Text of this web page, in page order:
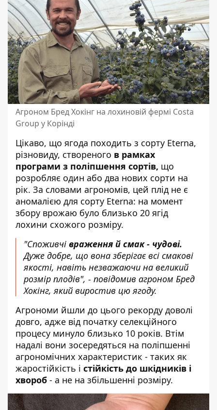
Агроном Бред Хокінг на лохиновій фермі Costa
Group у Корінді
Цікаво, що ягода походить з сорту Eterna,
різновиду, створеного в рамках
програми з поліпшення сортів, що
розробляє один або два нових сорти на
рік. За словами агрономів, цей плід не є
аномалією для сорту Eterna: на момент
збору врожаю було близько 20 ягід
лохини схожого розміру.
"Споживчі враження й смак - чудові.
Дуже добре, що вона зберігає всі смакові
якості, навіть незважаючи на великий
розмір плодів", - повідомив агроном Бред
Хокінг, який виростив цю ягоду.
Агрономи йшли до цього рекорду доволі
довго, адже від початку селекційного
процесу минуло близько 10 років. Втім
надалі вони зосередяться на поліпшенні
агрономічних характеристик - таких як
жаростійкість і стійкість до шкідників і
хвороб - а не на збільшенні розміру.